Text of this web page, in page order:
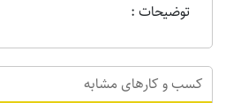
توضیحات :
کسب و کارهای مشابه